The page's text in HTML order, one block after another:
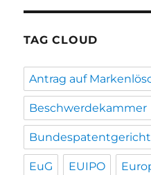
TAG CLOUD
Antrag auf
Beschwerdekammer
Bundespatentgericht
EuG EUIPO